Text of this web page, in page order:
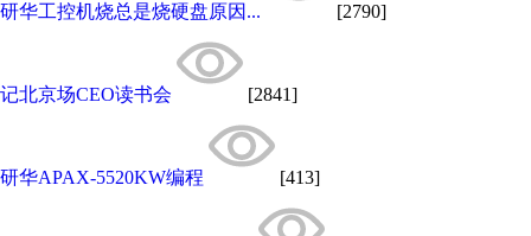
研华工控机烧总是烧硬盘原因... [2790]
记北京场CEO读书会 [2841]
研华APAX-5520KW编程 [413]